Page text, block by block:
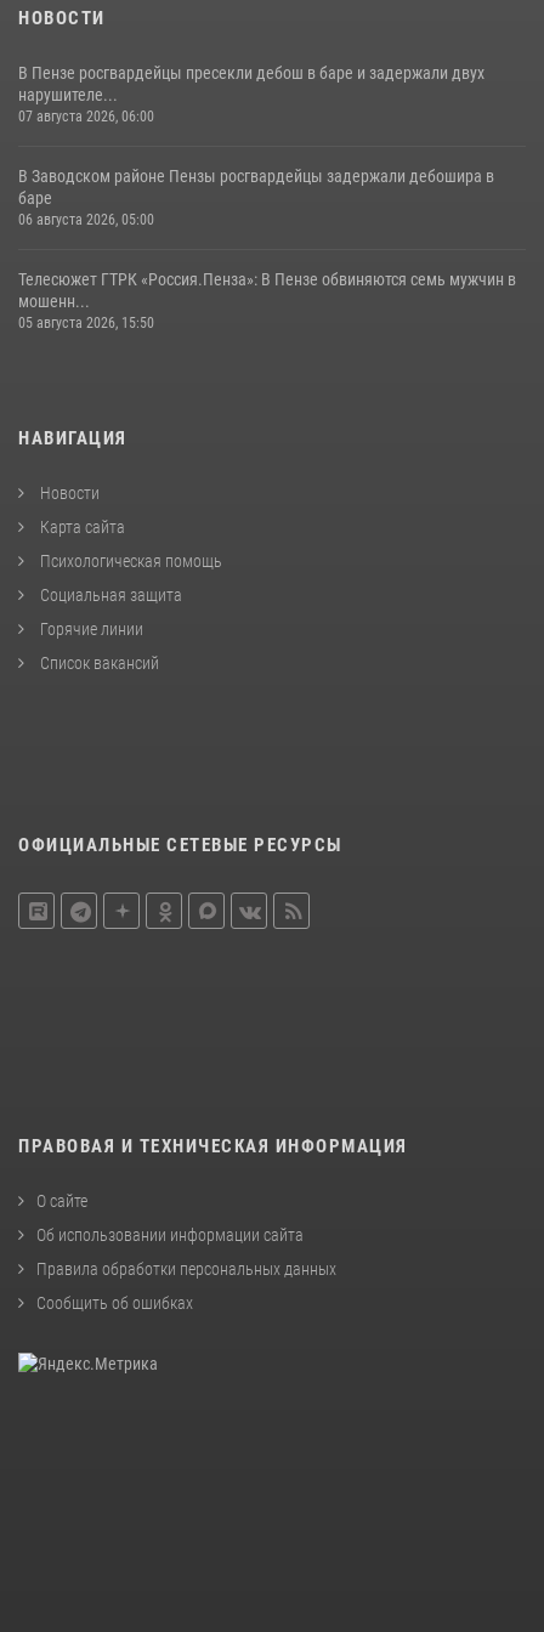
НОВОСТИ
В Пензе росгвардейцы пресекли дебош в баре и задержали двух
нарушителе...
07 августа 2026, 06:00
В Заводском районе Пензы росгвардейцы задержали дебошира в
баре
06 августа 2026, 05:00
Телесюжет ГТРК «Россия.Пенза»: В Пензе обвиняются семь мужчин в
мошенн...
05 августа 2026, 15:50
НАВИГАЦИЯ
Новости
Карта сайта
Психологическая помощь
Социальная защита
Горячие линии
Список вакансий
ОФИЦИАЛЬНЫЕ СЕТЕВЫЕ РЕСУРСЫ
ПРАВОВАЯ И ТЕХНИЧЕСКАЯ ИНФОРМАЦИЯ
О сайте
Об использовании информации сайта
Правила обработки персональных данных
Сообщить об ошибках